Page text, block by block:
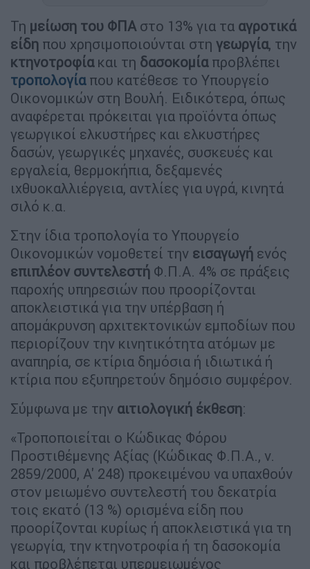
Τη μείωση του ΦΠΑ στο 13% για τα αγροτικά
είδη που χρησιμοποιούνται στη γεωργία, την
κτηνοτροφίακαι τη δασοκομίαπροβλέπει
τροπολογία που κατέθεσε το Υπουργείο
Οικονομικών στη Βουλή. Ειδικότερα, όπως
αναφέρεται πρόκειται για προϊόντα όπως
γεωργικοί ελκυστήρες και ελκυστήρες
δασών, γεωργικές μηχανές, συσκευές και
εργαλεία, θερμοκήπια, δεξαμενές
ιχθυοκαλλιέργεια, αντλίες για υγρά, κινητά
σιλό κ.α.
Στην ίδια τροπολογία το Υπουργείο
Οικονομικών νομοθετεί την εισαγωγή ενός
επιπλέον συντελεστή Φ.Π.Α. 4% σε πράξεις
παροχής υπηρεσιών που προορίζονται
αποκλειστικά για την υπέρβαση ή
απομάκρυνση αρχιτεκτονικών εμποδίων που
περιορίζουν την κινητικότητα ατόμων με
αναπηρία, σε κτίρια δημόσια ή ιδιωτικά ή
κτίρια που εξυπηρετούν δημόσιο συμφέρον.
Σύμφωνα με την αιτιολογική έκθεση:
«Τροποποιείται ο Κώδικας Φόρου
Προστιθέμενης Αξίας (Κώδικας Φ.Π.Α., ν.
2859/2000, Α' 248) προκειμένου να υπαχθούν
στον μειωμένο συντελεστή του δεκατρία
τοις εκατό (13 %) ορισμένα είδη που
προορίζονται κυρίως ή αποκλειστικά για τη
γεωργία, την κτηνοτροφία ή τη δασοκομία
και προβλέπεται υπερμειωμένος